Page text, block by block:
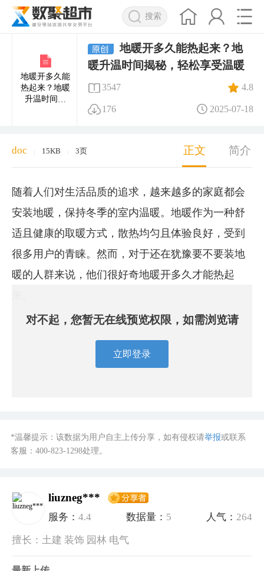
搜索
地暖开多久能
热起来？地暖
升温时间揭
地暖开多久能热起来？地
暖升温时间揭秘，轻松享受温暖
3547 4.8
176 2025-07-18
doc 15KB 3页 正文 简介
随着人们对生活品质的追求，越来越多的家庭都会
安装地暖，保持冬季的室内温暖。地暖作为一种舒
适且健康的取暖方式，散热均匀且体验良好，受到
很多用户的青睐。然而，对于还在犹豫要不要装地
暖的人群来说，他们很好奇地暖开多久才能热起
对不起，您暂无在线预览权限，如需浏览请
立即登录
*温馨提示：该数据为用户自主上传分享，如有侵权请举报或联系
客服： 400-823-1298处理。
liuzneg***
服务：4.4 数据量： 5 人气： 264
擅长：土建 装饰 园林 电气